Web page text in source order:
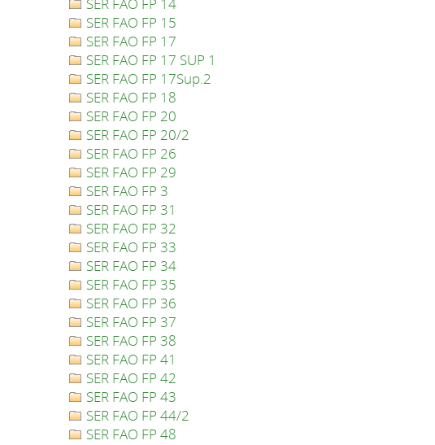
SER FAO FP 15
SER FAO FP 17
SER FAO FP 17 SUP 1
SER FAO FP 17Sup.2
SER FAO FP 18
SER FAO FP 20
SER FAO FP 20/2
SER FAO FP 26
SER FAO FP 29
SER FAO FP 3
SER FAO FP 31
SER FAO FP 32
SER FAO FP 33
SER FAO FP 34
SER FAO FP 35
SER FAO FP 36
SER FAO FP 37
SER FAO FP 38
SER FAO FP 41
SER FAO FP 42
SER FAO FP 43
SER FAO FP 44/2
SER FAO FP 48